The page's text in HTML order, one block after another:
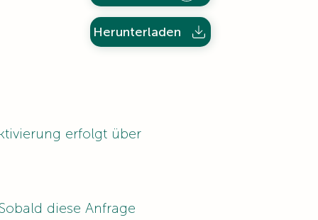
Herunterladen
erfolgt über
diese Anfrage